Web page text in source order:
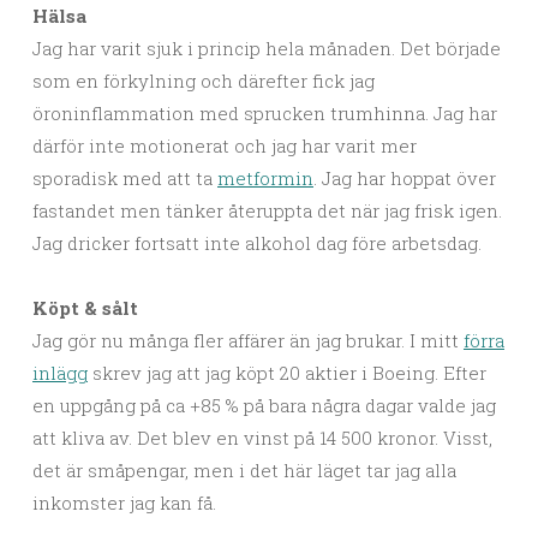
Hälsa
Jag har varit sjuk i princip hela månaden. Det började
som en förkylning och därefter fick jag
öroninflammation med sprucken trumhinna. Jag har
därför inte motionerat och jag har varit mer
sporadisk med att ta metformin . Jag har hoppat över
fastandet men tänker återuppta det när jag frisk igen.
Jag dricker fortsatt inte alkohol dag före arbetsdag.
Köpt & sålt
Jag gör nu många fler affärer än jag brukar. I mitt förra
inlägg skrev jag att jag köpt 20 aktier i Boeing. Efter
en uppgång på ca +85 % på bara några dagar valde jag
att kliva av. Det blev en vinst på 14 500 kronor. Visst,
det är småpengar, men i det här läget tar jag alla
inkomster jag kan få.